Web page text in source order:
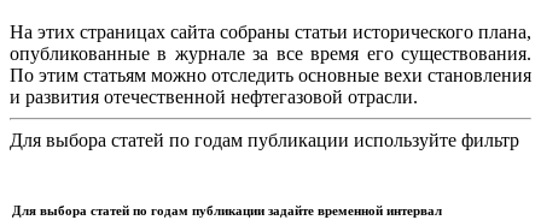
На этих страницах сайта собраны статьи исторического плана,
опубликованные в журнале за все время его существования.
По этим статьям можно отследить основные вехи становления
и развития отечественной нефтегазовой отрасли.
Для выбора статей по годам публикации используйте фильтр
Для выбора статей по годам публикации задайте временной интервал